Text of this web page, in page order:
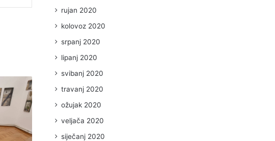
rujan 2020
kolovoz 2020
srpanj 2020
lipanj 2020
svibanj 2020
travanj 2020
ožujak 2020
veljača 2020
siječanj 2020